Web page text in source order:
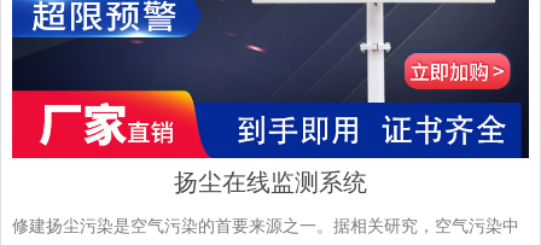
扬尘在线监测系统
修建扬尘污染是空气污染的首要来源之一。据相关研究，空气污染中